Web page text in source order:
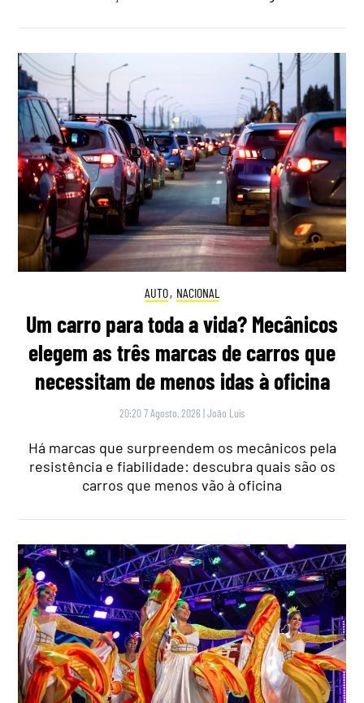
AUTO, NACIONAL
Um carro para toda a vida? Mecânicos
elegem as três marcas de carros que
necessitam de menos idas à oficina
20:20 7 Agosto, 2026 |João Luís
Há marcas que surpreendem os mecânicos pela
resistência e fiabilidade: descubra quais são os
carros que menos vão à oficina